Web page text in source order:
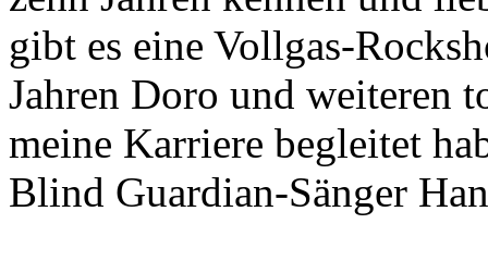
gibt es eine Vollgas-
Jahren Doro und weiteren
meine Karriere begleitet
Blind Guardian-Sänger